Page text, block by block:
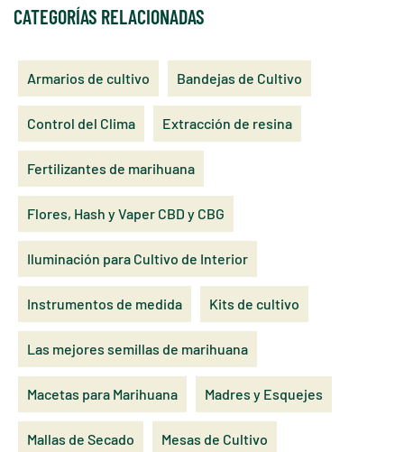
CATEGORÍAS RELACIONADAS
Armarios de cultivo Bandejas de Cultivo
Control del Clima Extracción de resina
Fertilizantes de marihuana
Flores, Hash y Vaper CBD y CBG
Iluminación para Cultivo de Interior
Instrumentos de medida Kits de cultivo
Las mejores semillas de marihuana
Macetas para Marihuana Madres y Esquejes
Mallas de Secado Mesas de Cultivo